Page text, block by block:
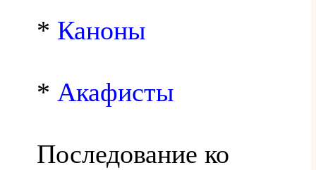
* Каноны
* Акафисты
Последование ко